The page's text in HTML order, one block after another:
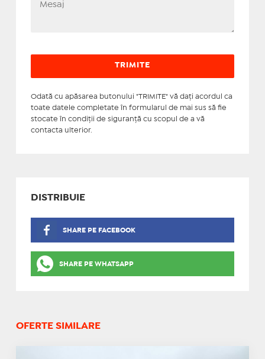
Odată cu apăsarea butonului "TRIMITE" vă daţi acordul ca
toate datele completate în formularul de mai sus să fie
stocate în condiţii de siguranţă cu scopul de a vă
contacta ulterior.
DISTRIBUIE
SHARE PE FACEBOOK
SHARE PE WHATSAPP
OFERTE SIMILARE